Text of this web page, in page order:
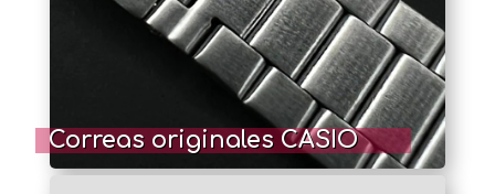
Correas originales CASIO